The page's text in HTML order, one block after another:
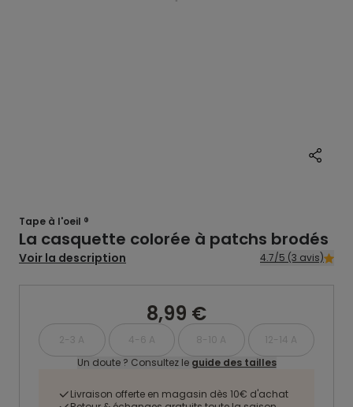
Tape à l'oeil ®
La casquette colorée à patchs brodés
Voir la description 4.7/5 (3 avis)
8,99 €
2-3 A 4-6 A 8-10 A
12-14 A
Un doute ? Consultez le guide des tailles
Livraison offerte en magasin dès 10€ d'achat